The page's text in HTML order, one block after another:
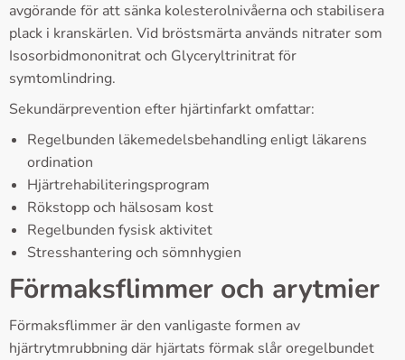
avgörande för att sänka kolesterolnivåerna och stabilisera
plack i kranskärlen. Vid bröstsmärta används nitrater som
Isosorbidmononitrat och Glyceryltrinitrat för
symtomlindring.
Sekundärprevention efter hjärtinfarkt omfattar:
Regelbunden läkemedelsbehandling enligt läkarens
ordination
Hjärtrehabiliteringsprogram
Rökstopp och hälsosam kost
Regelbunden fysisk aktivitet
Stresshantering och sömnhygien
Förmaksflimmer och arytmier
Förmaksflimmer är den vanligaste formen av
hjärtrytmrubbning där hjärtats förmak slår oregelbundet